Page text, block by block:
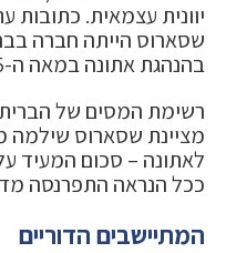
יוונית עצמאית. כתובות
בהנהגת אתונה במאה ה-5 לפנה"ס.
לאתונה – סכום המעיד
ככל הנראה התפרנסה
המתיישבים הדוריים